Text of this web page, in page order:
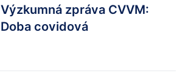
Výzkumná zpráva CVVM:
Doba covidová